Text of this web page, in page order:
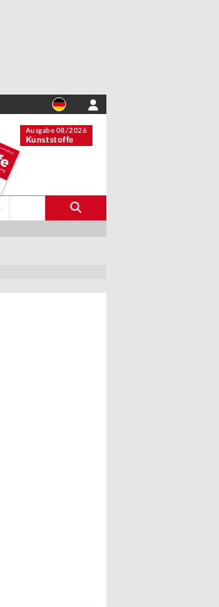
Ausgabe 08/2026
Kunststoffe